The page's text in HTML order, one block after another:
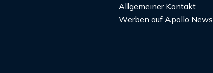
Allgemeiner Kontakt
Werben auf Apollo News